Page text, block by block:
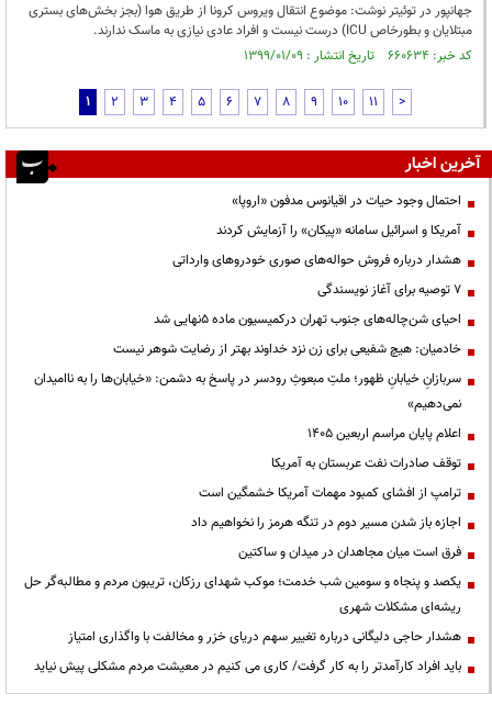
جهانپور در توئیتر نوشت: موضوع انتقال ویروس کرونا از طریق هوا (بجز بخش‌های بستری
مبتلایان و بطورخاص ICU) درست نیست و افراد عادی نیازی به ماسک ندارند.
کد خبر: ۶۶۰۶۳۴ تاریخ انتشار : ۱۳۹۹/۰۱/۰۹
1 2 3 4 5 6 7 8 9 10 11 >
آخرین اخبار
احتمال وجود حیات در اقیانوس مدفون «اروپا»
آمریکا و اسرائیل سامانه «پیکان» را آزمایش کردند
هشدار درباره فروش حواله‌های صوری خودروهای وارداتی
۷ توصیه برای آغاز نویسندگی
احیای شن‌چاله‌های جنوب تهران درکمیسیون ماده ۵نهایی شد
خادمیان: هیچ شفیعی برای زن نزد خداوند بهتر از رضایت شوهر نیست
سربازانِ خیابانِ ظهور؛ ملتِ مبعوثِ رودسر در پاسخ به دشمن: «خیابان‌ها را به ناامیدان
نمی‌دهیم»
اعلام پایان مراسم اربعین ۱۴۰۵
توقف صادرات نفت عربستان به آمریکا
ترامپ از افشای کمبود مهمات آمریکا خشمگین است
اجازه باز شدن مسیر دوم در تنگه هرمز را نخواهیم داد
فرق است میان مجاهدان در میدان و ساکتین
یکصد و پنجاه و سومین شب خدمت؛ موکب شهدای رزکان، تریبون مردم و مطالبه‌گر حل
ریشه‌ای مشکلات شهری
هشدار حاجی دلیگانی درباره تغییر سهم دریای خزر و مخالفت با واگذاری امتیاز
باید افراد کارآمدتر را به کار گرفت/ کاری می کنیم در معیشت مردم مشکلی پیش نیاید